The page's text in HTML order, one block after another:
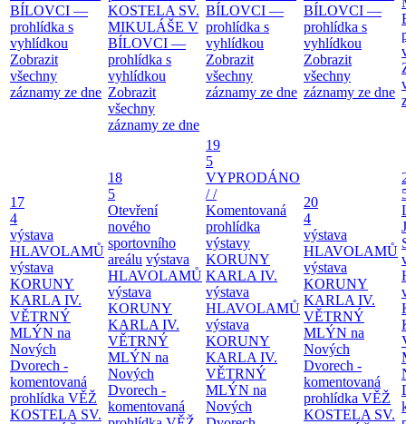
BÍLOVCI —
prohlídka s
vyhlídkou
Zobrazit
všechny
záznamy ze dne
KOSTELA SV.
MIKULÁŠE V
BÍLOVCI —
prohlídka s
vyhlídkou
Zobrazit
všechny
záznamy ze dne
BÍLOVCI —
prohlídka s
vyhlídkou
Zobrazit
všechny
záznamy ze dne
BÍLOVCI —
prohlídka s
vyhlídkou
Zobrazit
všechny
záznamy ze dne
17
4
výstava
HLAVOLAMŮ
výstava
KORUNY
KARLA IV.
VĚTRNÝ
MLÝN na
Nových
Dvorech -
komentovaná
prohlídka VĚŽ
KOSTELA SV.
18
5
Otevření
nového
sportovního
areálu výstava
HLAVOLAMŮ
výstava
KORUNY
KARLA IV.
VĚTRNÝ
MLÝN na
Nových
Dvorech -
komentovaná
19
5
VYPRODÁNO
/ /
Komentovaná
prohlídka
výstavy
KORUNY
KARLA IV.
výstava
HLAVOLAMŮ
výstava
KORUNY
KARLA IV.
VĚTRNÝ
MLÝN na
Nových
20
4
výstava
HLAVOLAMŮ
výstava
KORUNY
KARLA IV.
VĚTRNÝ
MLÝN na
Nových
Dvorech -
komentovaná
prohlídka VĚŽ
KOSTELA SV.